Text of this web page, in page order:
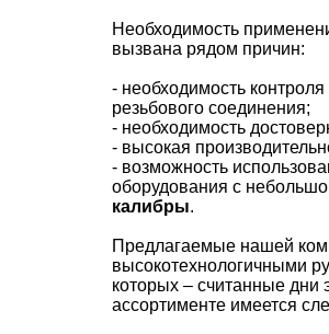
Необходимость
вызвана рядом причин:
- необходимость
резьбового соединения;
- необходимость
- высокая
- возможность
оборудования с
калибры.
Предлагаемые нашей
высокотехнологичными
которых – считанные дни
ассортименте имеется